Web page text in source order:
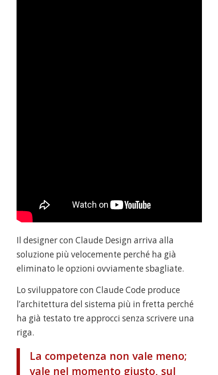
Il designer con Claude Design arriva alla
soluzione più velocemente perché ha già
eliminato le opzioni ovviamente sbagliate.
Lo sviluppatore con Claude Code produce
l’architettura del sistema più in fretta perché
ha già testato tre approcci senza scrivere una
riga.
La competenza non vale meno;
vale nel momento giusto, sul